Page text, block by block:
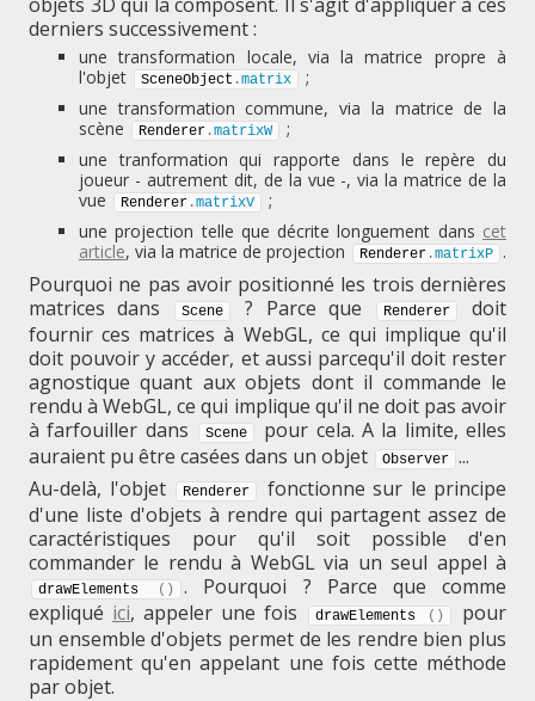
derniers successivement :
une transformation locale, via la matrice propre à
l'objet
SceneObject .matrix
;
une transformation commune, via la matrice de la
scène
Renderer .matrixW
;
une tranformation qui rapporte dans le repère du
joueur - autrement dit, de la vue -, via la matrice de la
vue
Renderer .matrixV
;
une projection telle que décrite longuement dans cet
article, via la matrice de projection Renderer .matrixP .
Pourquoi ne pas avoir positionné les trois dernières
matrices dans
Scene ? Parce que Renderer
doit
fournir ces matrices à WebGL, ce qui implique qu'il
doit pouvoir y accéder, et aussi parcequ'il doit rester
agnostique quant aux objets dont il commande le
rendu à WebGL, ce qui implique qu'il ne doit pas avoir
à farfouiller dans
Scene
pour cela. A la limite, elles
auraient pu être casées dans un objet
Observer ...
Au-delà, l'objet
Renderer
fonctionne sur le principe
d'une liste d'objets à rendre qui partagent assez de
caractéristiques pour qu'il soit possible d'en
commander le rendu à WebGL via un seul appel à
drawElements ( )
. Pourquoi ? Parce que comme
expliqué ici, appeler une fois drawElements ( )
pour
un ensemble d'objets permet de les rendre bien plus
rapidement qu'en appelant une fois cette méthode
par objet.